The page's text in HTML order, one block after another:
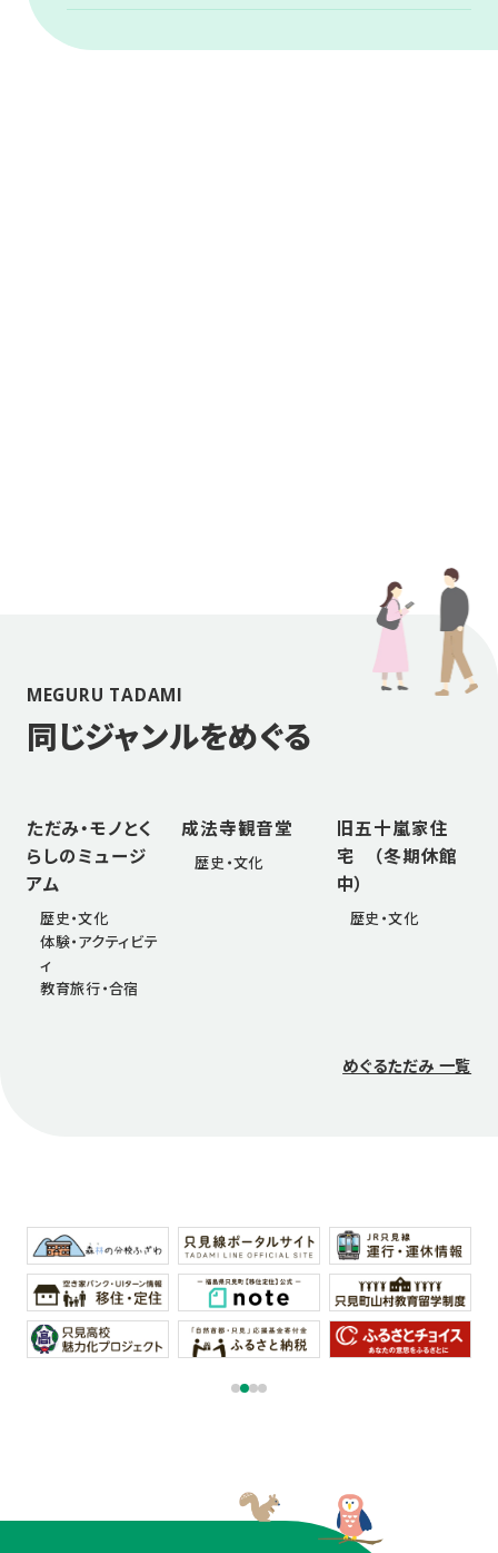
MEGURU TADAMI
同じジャンルをめぐる
ただみ・モノとく
らしのミュージ
アム
歴史・文化
体験・アクティビテ
ィ
教育旅行・合宿
成法寺観音堂
歴史・文化
旧五十嵐家住
宅 （冬期休館
中）
歴史・文化
めぐるただみ 一覧